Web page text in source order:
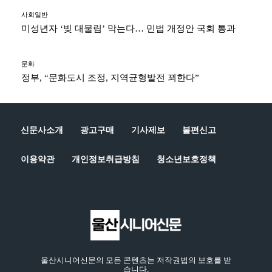
사회일반
미성년자 ‘빚 대물림’ 막는다… 민법 개정안 국회 통과
문화
정부, “문화도시 조정, 지역균형발전 꾀한다”
신문사소개 광고구매 기사제보 불편신고
이용약관 개인정보취급방침 청소년보호정책
울산시니어신문의 모든 콘텐츠는 저작권법의 보호를 받
습니다.